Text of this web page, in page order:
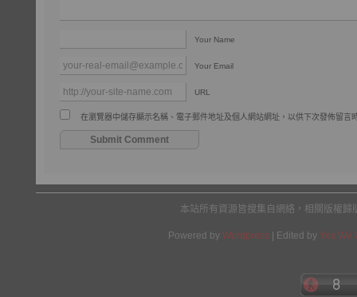
Your Name
Your Email
URL
在瀏覽器中儲存顯示名稱、電子郵件地址及個人網站網址，以供下次發佈留言
本站所有資源皆搜集自網絡，相關版權
Powered by Wordpress | Edited by Yes We